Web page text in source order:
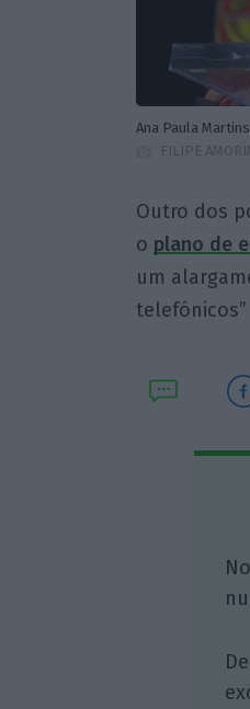
Ana Paula
FILIPE
Outro dos
o plano de
um